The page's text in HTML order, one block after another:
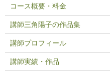
コース概要・料金
講師三角陽子の作品集
講師プロフィール
講師実績・作品